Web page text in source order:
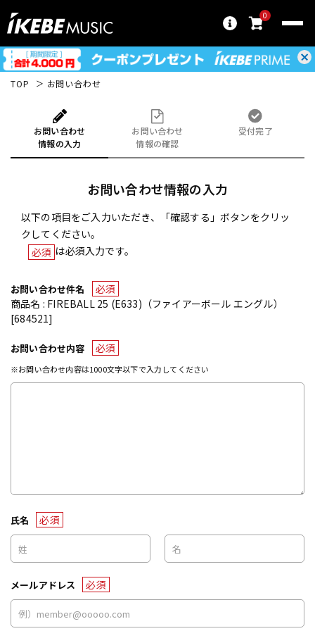
0
TOP お問い合わせ
お問い合わせ
情報の入力
お問い合わせ
情報の確認
受付完了
お問い合わせ情報の入力
以下の項目をご入力いただき、「確認する」ボタンをクリッ
クしてください。
必須 は必須入力です。
お問い合わせ件名
必須
商品名 : FIREBALL 25 (E633)（ファイアーボール エングル）
[684521]
お問い合わせ内容 必須
※お問い合わせ内容は1000文字以下で入力してください
氏名 必須
メールアドレス 必須